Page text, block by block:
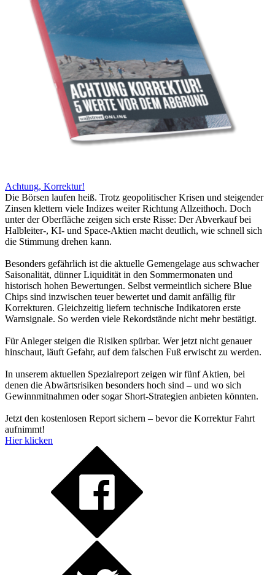
Achtung, Korrektur!
Die Börsen laufen heiß. Trotz geopolitischer Krisen und steigender
Zinsen klettern viele Indizes weiter Richtung Allzeithoch. Doch
unter der Oberfläche zeigen sich erste Risse: Der Abverkauf bei
Halbleiter-, KI- und Space-Aktien macht deutlich, wie schnell sich
die Stimmung drehen kann.
Besonders gefährlich ist die aktuelle Gemengelage aus schwacher
Saisonalität, dünner Liquidität in den Sommermonaten und
historisch hohen Bewertungen. Selbst vermeintlich sichere Blue
Chips sind inzwischen teuer bewertet und damit anfällig für
Korrekturen. Gleichzeitig liefern technische Indikatoren erste
Warnsignale. So werden viele Rekordstände nicht mehr bestätigt.
Für Anleger steigen die Risiken spürbar. Wer jetzt nicht genauer
hinschaut, läuft Gefahr, auf dem falschen Fuß erwischt zu werden.
In unserem aktuellen Spezialreport zeigen wir fünf Aktien, bei
denen die Abwärtsrisiken besonders hoch sind – und wo sich
Gewinnmitnahmen oder sogar Short-Strategien anbieten könnten.
Jetzt den kostenlosen Report sichern – bevor die Korrektur Fahrt
aufnimmt!
Hier klicken